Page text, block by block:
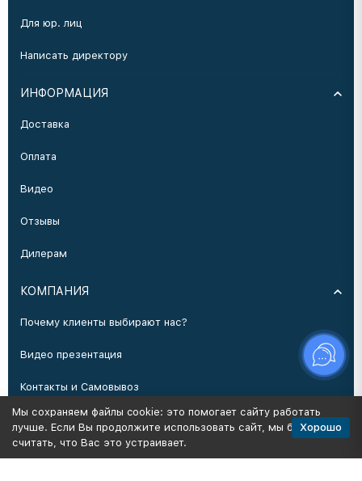
Для юр. лиц
Написать директору
ИНФОРМАЦИЯ
Доставка
Оплата
Видео
Отзывы
Дилерам
КОМПАНИЯ
Почему клиенты выбирают нас?
Видео презентация
Контакты и Самовывоз
Производство
Мы сохраняем файлы cookie: это помогает сайту работать
лучше. Если Вы продолжите использовать сайт, мы будем
считать, что Вас это устраивает.
Хорошо